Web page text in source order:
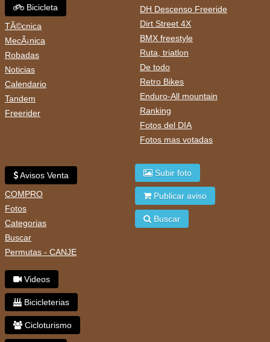
Bicicleta
TÃ©cnica
MecÃ¡nica
Robadas
Noticias
Calendario
Tandem
Freerider
DH Descenso Freeride
Dirt Street 4X
BMX freestyle
Ruta, triatlon
De todo
Retro Bikes
Enduro-All mountain
Ranking
Fotos del DIA
Fotos mas votadas
Avisos Venta
COMPRO
Fotos
Categorias
Buscar
Permutas - CANJE
Videos
Bicicleterias
Cicloturismo
Subir foto
Publicar aviso
Buscar